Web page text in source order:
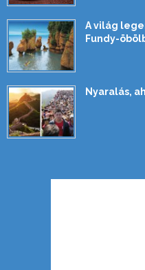
A világ
Fundy-
Nyaralás,